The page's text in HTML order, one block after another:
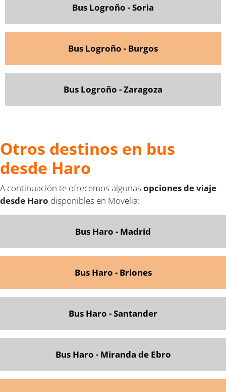
Bus Logroño - Soria
Bus Logroño - Burgos
Bus Logroño - Zaragoza
Otros destinos en bus
desde Haro
A continuación te ofrecemos algunas opciones de viaje
desde Haro disponibles en Movelia:
Bus Haro - Madrid
Bus Haro - Briones
Bus Haro - Santander
Bus Haro - Miranda de Ebro